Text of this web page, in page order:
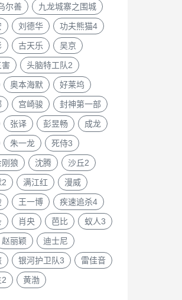
尔善 九龙城寨之围城
刘德华 功夫熊猫4
古天乐 吴京
头脑特工队2
奥本海默 好莱坞
宫崎骏 封神第一部
张译 彭昱畅 成龙
朱一龙 死侍3
狼 沈腾 沙丘2
2 满江红 漫威
王一博 疾速追杀4
肖央 芭比 蚁人3
赵丽颖 迪士尼
银河护卫队3 雷佳音
2 黄渤